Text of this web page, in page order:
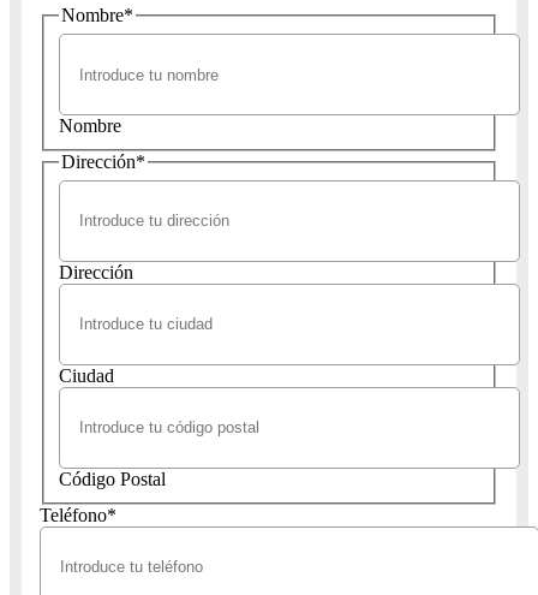
Nombre*
Nombre
Dirección*
Dirección
Ciudad
Código Postal
Teléfono*